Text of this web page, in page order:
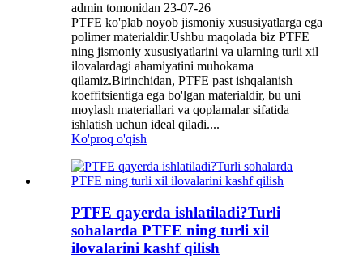
admin tomonidan 23-07-26
PTFE ko'plab noyob jismoniy xususiyatlarga ega
polimer materialdir.Ushbu maqolada biz PTFE
ning jismoniy xususiyatlarini va ularning turli xil
ilovalardagi ahamiyatini muhokama
qilamiz.Birinchidan, PTFE past ishqalanish
koeffitsientiga ega bo'lgan materialdir, bu uni
moylash materiallari va qoplamalar sifatida
ishlatish uchun ideal qiladi....
Ko'proq o'qish
PTFE qayerda ishlatiladi?Turli
sohalarda PTFE ning turli xil
ilovalarini kashf qilish